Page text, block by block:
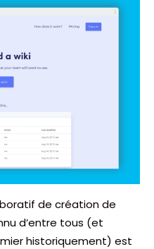
de création de
d’entre tous (et
historiquement) est